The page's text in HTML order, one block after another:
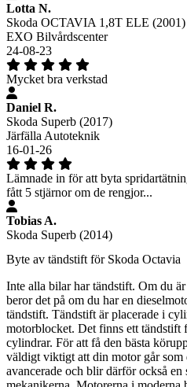
Lotta N.
Skoda OCTAVIA 1,8T ELE (2001)
EXO Bilvårdscenter
24-08-23
Mycket bra verkstad
Daniel R.
Skoda Superb (2017)
Järfälla Autoteknik
16-01-26
Lämnade in för att byta
fått 5 stjärnor om de rengjor...
Tobias A.
Skoda Superb (2014)
Byte av tändstift för Skoda Octavia
Inte alla bilar har tändstift. Om du
beror det på om du har en
tändstift. Tändstift är placerade i
motorblocket. Det finns ett tändstift
cylindrar. För att få den bästa
väldigt viktigt att din motor går
avancerade och blir därför också